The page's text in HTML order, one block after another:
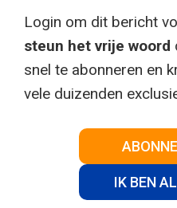
Login om dit bericht
steun het vrije woord
snel te abonneren en
vele duizenden
IK BEN